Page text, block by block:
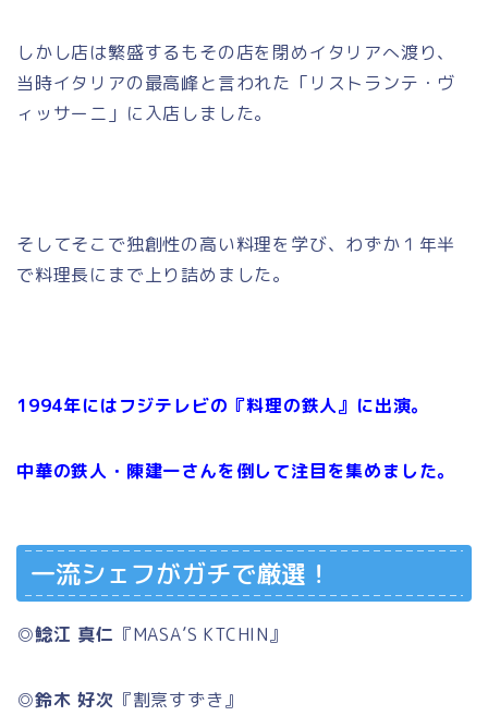
しかし店は繁盛するもその店を閉めイタリアへ渡り、
当時イタリアの最高峰と言われた「リストランテ・ヴ
ィッサーニ」 に入店しました。
そしてそこで独創性の高い料理を学び、わずか１年半
で料理長にまで上り詰めました。
1994年にはフジテレビの『料理の鉄人』に出演。
中華の鉄人・陳建一さんを倒して注目を集めました。
一流シェフがガチで厳選！
◎鯰江 真仁 『MASA’S KTCHIN』
◎鈴木 好次 『割烹すずき』